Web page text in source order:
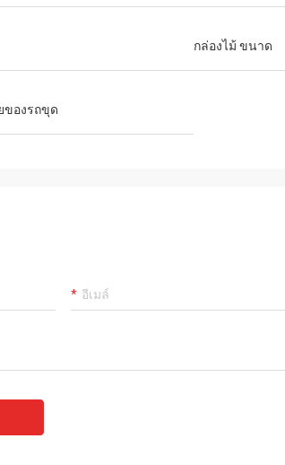
กล่องไม้ ขนาด
ของรถขุด